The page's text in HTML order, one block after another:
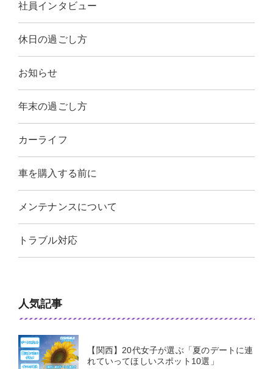
社員インタビュー
休日の過ごし方
お知らせ
年末の過ごし方
カーライフ
車を購入する前に
メンテナンスについて
トラブル対応
人気記事
【関西】20代女子が選ぶ「夏のデートに連
れていってほしいスポット10選」